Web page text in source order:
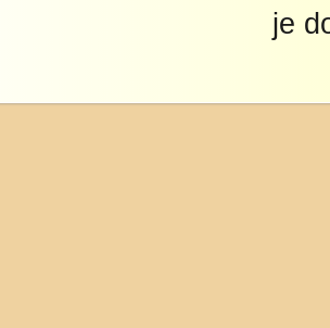
je